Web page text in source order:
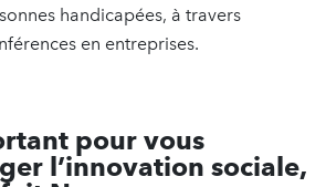
handicapées, à travers
en entreprises.
pour vous
l’innovation sociale,